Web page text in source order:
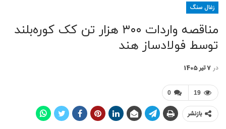
زغال سنگ
مناقصه واردات ۳۰۰ هزار تن کک کوره‌بلند
توسط فولادساز هند
در 7 تیر 1405
0 19
بازنشر